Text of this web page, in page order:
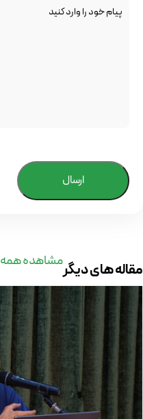
ارسال
مقاله های دیگرمشاهده همه